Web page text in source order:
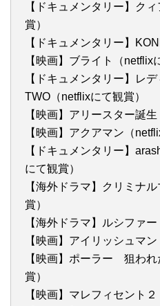
【ドキュメンタリー】ク
賞）
【ドキュメンタリー】
【映画】ブライト（netflix
【ドキュメンタリー】レ
TWO（netflixにて観賞）
【映画】アリースター誕
【映画】アクアマン（
【ドキュメンタリー】
にて観賞）
【海外ドラマ】クリミナ
賞）
【海外ドラマ】ルシファ
【映画】アイリッシュマ
【映画】ポーラー 狙わ
賞）
【映画】マレフィセント